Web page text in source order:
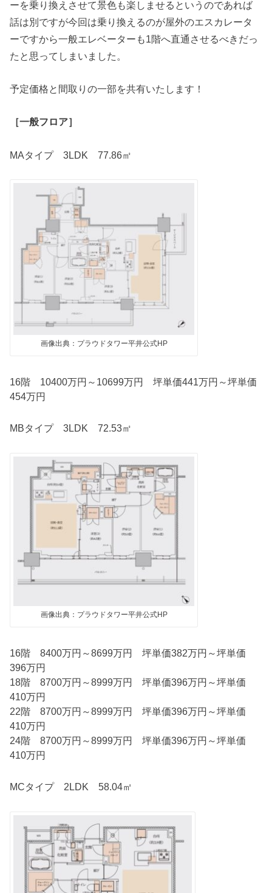
ーを乗り換えさせて景色も楽しませるというのであれば
話は別ですが今回は乗り換えるのが屋外のエスカレータ
ーですから一般エレベーターも1階へ直通させるべきだっ
たと思ってしまいました。
予定価格と間取りの一部を共有いたします！
［一般フロア］
MAタイプ 3LDK 77.86㎡
画像出典：プラウドタワー平井公式HP
16階 10400万円～10699万円 坪単価441万円～坪単価
454万円
MBタイプ 3LDK 72.53㎡
画像出典：プラウドタワー平井公式HP
16階 8400万円～8699万円 坪単価382万円～坪単価
396万円
18階 8700万円～8999万円 坪単価396万円～坪単価
410万円
22階 8700万円～8999万円 坪単価396万円～坪単価
410万円
24階 8700万円～8999万円 坪単価396万円～坪単価
410万円
MCタイプ 2LDK 58.04㎡